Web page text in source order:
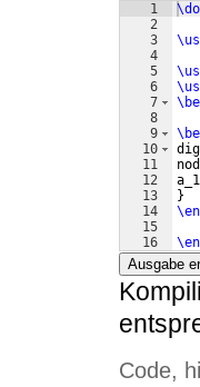
1
2
3
4
5
6
7
8
9
10
11
12
13
14
15
16
}
Ausgabe
Code,